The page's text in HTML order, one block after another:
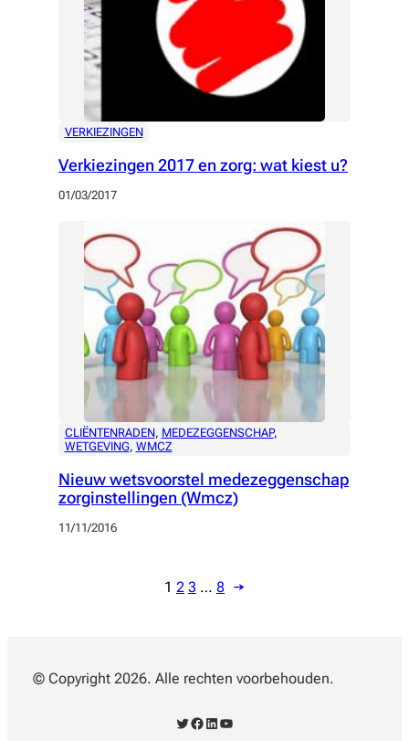
VERKIEZINGEN
Verkiezingen 2017 en zorg: wat kiest u?
01/03/2017
CLIËNTENRADEN, MEDEZEGGENSCHAP
WETGEVING, WMCZ
Nieuw wetsvoorstel medezeggenschap
zorginstellingen (Wmcz)
11/11/2016
1 2 3 … 8 →
© Copyright 2026. Alle rechten voorbehouden.
Twitter Facebook LinkedIn YouTube